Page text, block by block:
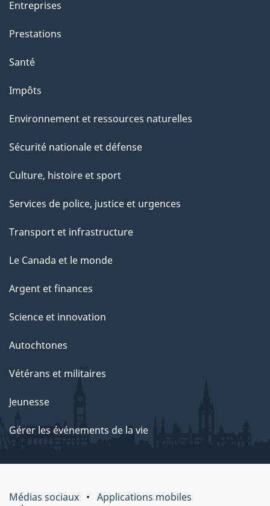
Entreprises
Prestations
Santé
Impôts
Environnement et ressources naturelles
Sécurité nationale et défense
Culture, histoire et sport
Services de police, justice et urgences
Transport et infrastructure
Le Canada et le monde
Argent et finances
Science et innovation
Autochtones
Vétérans et militaires
Jeunesse
Gérer les événements de la vie
Médias sociaux
Applications mobiles